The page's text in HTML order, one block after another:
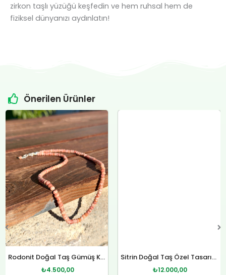
zirkon taşlı yüzüğü keşfedin ve hem ruhsal hem de
fiziksel dünyanızı aydınlatın!
Önerilen Ürünler
Rodonit Doğal Taş Gümüş Kolye
Orijinal
fiyat:
₺4.800,00.
₺4.500,00
Şu
andaki
fiyat:
₺4.500,00.